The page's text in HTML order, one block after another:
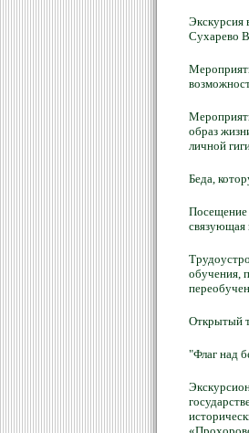
Экскурсия
Сухарево
образ
личной
Беда,
Посещение
связующая
обучения,
Открытый
"Флаг над